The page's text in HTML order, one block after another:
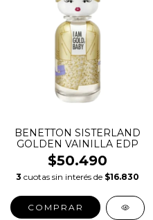
BENETTON SISTERLAND
GOLDEN VAINILLA EDP
$50.490
3 cuotas sin interés de $16.830
COMPRAR